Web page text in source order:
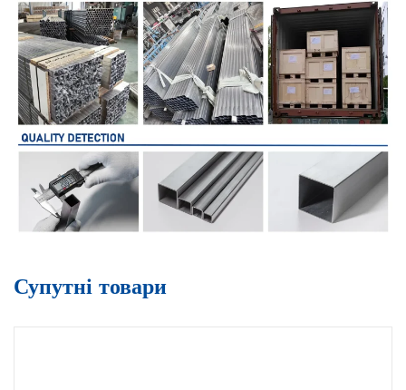
Супутні товари